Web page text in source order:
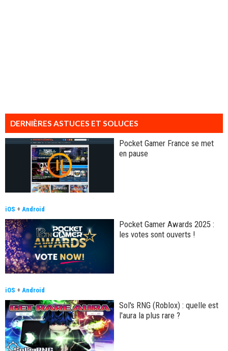
DERNIÈRES ASTUCES ET SOLUCES
Pocket Gamer France se met
en pause
iOS + Android
Pocket Gamer Awards 2025 :
les votes sont ouverts !
iOS + Android
Sol's RNG (Roblox) : quelle est
l'aura la plus rare ?